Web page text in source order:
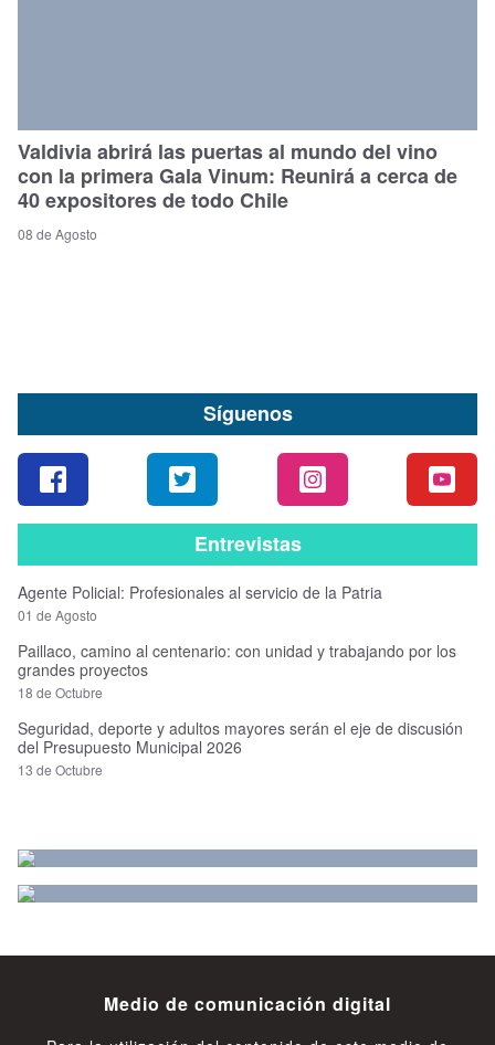
Valdivia abrirá las puertas al mundo del vino
con la primera Gala Vinum: Reunirá a cerca de
40 expositores de todo Chile
08 de Agosto
Síguenos
Entrevistas
Agente Policial: Profesionales al servicio de la Patria
01 de Agosto
Paillaco, camino al centenario: con unidad y trabajando por los
grandes proyectos
18 de Octubre
Seguridad, deporte y adultos mayores serán el eje de discusión
del Presupuesto Municipal 2026
13 de Octubre
Medio de comunicación digital